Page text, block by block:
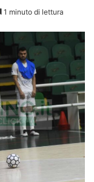
1 minuto di lettura